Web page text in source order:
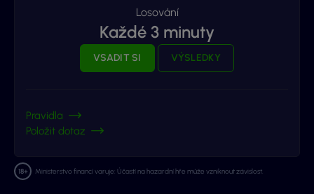
Losování
Každé 3 minuty
VSADIT SI VÝSLEDKY
Pravidla
Položit dotaz
Ministerstvo financí varuje: Účastí na hazardní hře může vzniknout závislost.